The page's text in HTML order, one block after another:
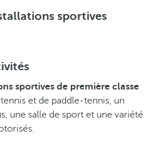
sportives
sportives de première classe
et de paddle-tennis, un
une salle de sport et une variété